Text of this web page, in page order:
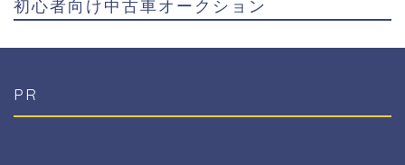
初心者向け中古車オークション
PR